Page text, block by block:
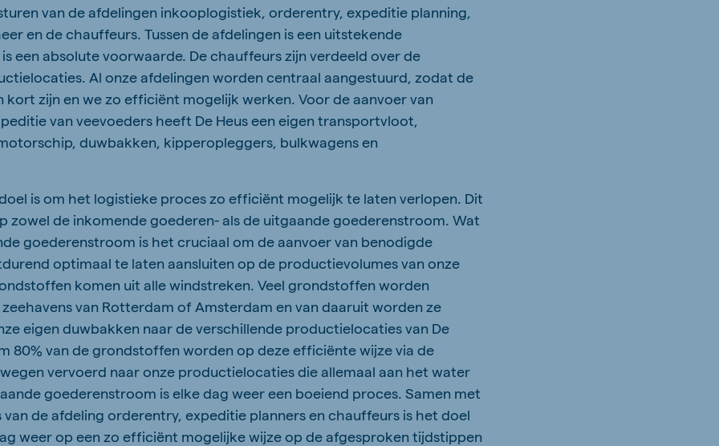
van de afdelingen inkooplogistiek, orderentry, expeditie planning,
en de chauffeurs. Tussen de afdelingen is een uitstekende
een absolute voorwaarde. De chauffeurs zijn verdeeld over de
Al onze afdelingen worden centraal aangestuurd, zodat de
kort zijn en we zo efficiënt mogelijk werken. Voor de aanvoer van
van veevoeders heeft De Heus een eigen transportvloot,
duwbakken, kipperopleggers, bulkwagens en
is om het logistieke proces zo efficiënt mogelijk te laten verlopen. Dit
zowel de inkomende goederen- als de uitgaande goederenstroom. Wat
goederenstroom is het cruciaal om de aanvoer van benodigde
optimaal te laten aansluiten op de productievolumes van onze
komen uit alle windstreken. Veel grondstoffen worden
van Rotterdam of Amsterdam en van daaruit worden ze
eigen duwbakken naar de verschillende productielocaties van De
80% van de grondstoffen worden op deze efficiënte wijze via de
vervoerd naar onze productielocaties die allemaal aan het water
goederenstroom is elke dag weer een boeiend proces. Samen met
de afdeling orderentry, expeditie planners en chauffeurs is het doel
weer op een zo efficiënt mogelijke wijze op de afgesproken tijdstippen